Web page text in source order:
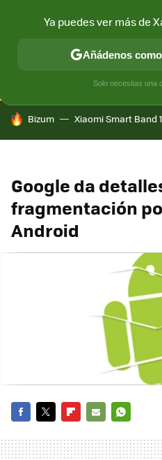
CONECTIVIDAD MÓVIL Y
HOY SE HABLA DE
Bizum Xiaomi Smart Band
Google da
fragmentación
Android
MAIL
Ya puedes ver más de
Añádenos
Solo necesitas una